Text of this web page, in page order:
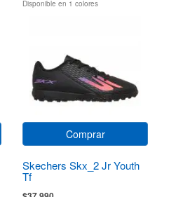
Disponible en 1 colores
Comprar
Skechers Skx_2 Jr Youth
Tf